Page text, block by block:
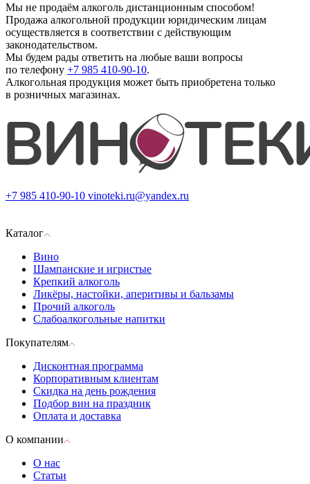
Мы не продаём алкоголь дистанционным способом!
Продажа алкогольной продукции юридическим лицам
осуществляется в соответствии с действующим
законодательством.
Мы будем рады ответить на любые ваши вопросы
по телефону +7 985 410-90-10.
Алкогольная продукция может быть приобретена только
в розничных магазинах.
+7 985 410-90-10 vinoteki.ru@yandex.ru
Каталог
Вино
Шампанские и игристые
Крепкий алкоголь
Ликёры, настойки, аперитивы и бальзамы
Прочий алкоголь
Слабоалкогольные напитки
Покупателям
Дисконтная программа
Корпоративным клиентам
Скидка на день рождения
Подбор вин на праздник
Оплата и доставка
О компании
О нас
Статьи